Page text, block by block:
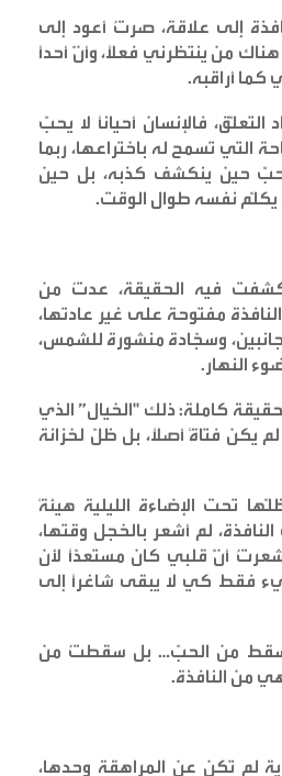
إلى علاقة، صرتُ أعود إلى
من ينتظرني فعلًا، وأنّ أحدًا
كما أراقبه.
التعلّق، فالإنسان أحيانًا لا يحبّ
التي تسمح له باختراعها، ربما
حين ينكشف كذبه، بل حين
يكلّم نفسه طوال الوقت.
فيه الحقيقة، عدتُ من
مفتوحة على غير عادتها،
وسجّادة منشورة للشمس،
النهار.
كاملة: ذلك "الخيال” الذي
يكن فتاةً أصلًا، بل ظلّ لخزانة
تحت الإضاءة الليلية هيئةً
لم أشعر بالخجل وقتها،
أنّ قلبي كان مستعدًّا لأن
فقط كي لا يبقى شاغرًا إلى
من الحبّ… بل سقطتُ من
من النافذة.
لم تكن عن المراهقة وحدها،